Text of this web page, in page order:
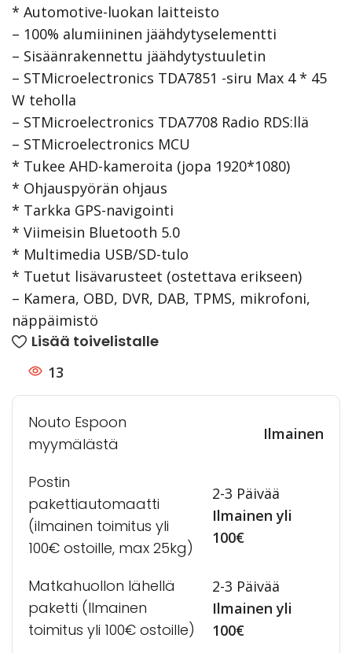
* Automotive-luokan laitteisto
– 100% alumiininen jäähdytyselementti
– Sisäänrakennettu jäähdytystuuletin
– STMicroelectronics TDA7851 -siru Max 4 * 45
W teholla
– STMicroelectronics TDA7708 Radio RDS:llä
– STMicroelectronics MCU
* Tukee AHD-kameroita (jopa 1920*1080)
* Ohjauspyörän ohjaus
* Tarkka GPS-navigointi
* Viimeisin Bluetooth 5.0
* Multimedia USB/SD-tulo
* Tuetut lisävarusteet (ostettava erikseen)
– Kamera, OBD, DVR, DAB, TPMS, mikrofoni,
näppäimistö
Lisää toivelistalle
13
Nouto Espoon
myymälästä
Ilmainen
Postin
pakettiautomaatti
(ilmainen toimitus yli
100€ ostoille, max 25kg)
2-3 Päivää
Ilmainen yli
100€
Matkahuollon lähellä
paketti (Ilmainen
toimitus yli 100€ ostoille)
2-3 Päivää
Ilmainen yli
100€